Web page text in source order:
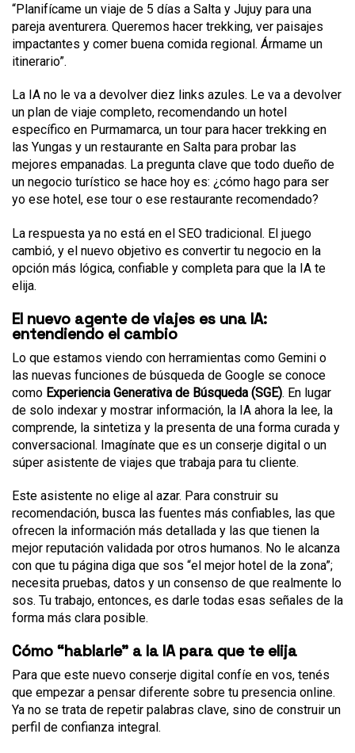
“Planifícame un viaje de 5 días a Salta y Jujuy para una
pareja aventurera. Queremos hacer trekking, ver paisajes
impactantes y comer buena comida regional. Ármame un
itinerario”.
La IA no le va a devolver diez links azules. Le va a devolver
un plan de viaje completo, recomendando un hotel
específico en Purmamarca, un tour para hacer trekking en
las Yungas y un restaurante en Salta para probar las
mejores empanadas. La pregunta clave que todo dueño de
un negocio turístico se hace hoy es: ¿cómo hago para ser
yo ese hotel, ese tour o ese restaurante recomendado?
La respuesta ya no está en el SEO tradicional. El juego
cambió, y el nuevo objetivo es convertir tu negocio en la
opción más lógica, confiable y completa para que la IA te
elija.
El nuevo agente de viajes es una IA:
entendiendo el cambio
Lo que estamos viendo con herramientas como Gemini o
las nuevas funciones de búsqueda de Google se conoce
como Experiencia Generativa de Búsqueda (SGE). En lugar
de solo indexar y mostrar información, la IA ahora la lee, la
comprende, la sintetiza y la presenta de una forma curada y
conversacional. Imagínate que es un conserje digital o un
súper asistente de viajes que trabaja para tu cliente.
Este asistente no elige al azar. Para construir su
recomendación, busca las fuentes más confiables, las que
ofrecen la información más detallada y las que tienen la
mejor reputación validada por otros humanos. No le alcanza
con que tu página diga que sos “el mejor hotel de la zona”;
necesita pruebas, datos y un consenso de que realmente lo
sos. Tu trabajo, entonces, es darle todas esas señales de la
forma más clara posible.
Cómo “hablarle” a la IA para que te elija
Para que este nuevo conserje digital confíe en vos, tenés
que empezar a pensar diferente sobre tu presencia online.
Ya no se trata de repetir palabras clave, sino de construir un
perfil de confianza integral.